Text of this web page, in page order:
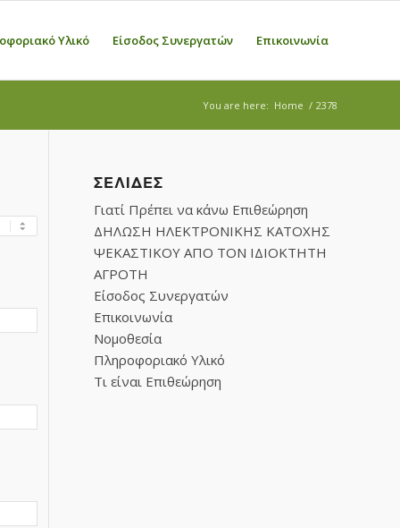
Υλικό Είσοδος Συνεργατών Επικοινωνία
You are here: Home / 2378
ΣΕΛΊΔΕΣ
Γιατί Πρέπει να κάνω Επιθεώρηση
ΔΗΛΩΣΗ ΗΛΕΚΤΡΟΝΙΚΗΣ ΚΑΤΟΧΗΣ
ΨΕΚΑΣΤΙΚΟΥ ΑΠΟ ΤΟΝ ΙΔΙΟΚΤΗΤΗ
ΑΓΡΟΤΗ
Είσοδος Συνεργατών
Επικοινωνία
Νομοθεσία
Πληροφοριακό Υλικό
Τι είναι Επιθεώρηση